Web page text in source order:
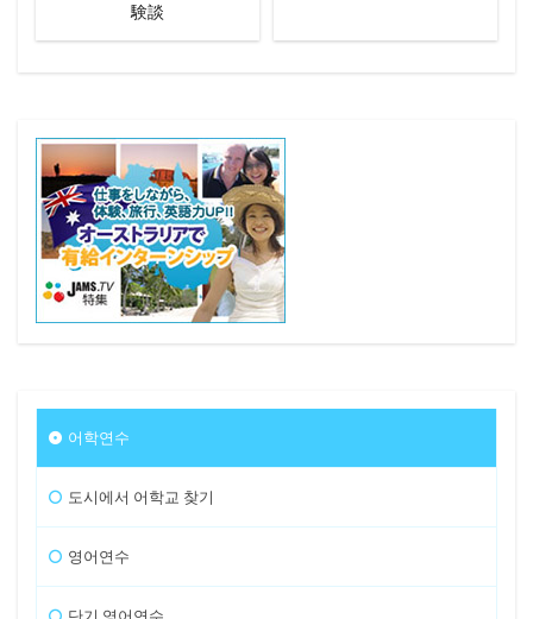
験談
어학연수
도시에서 어학교 찾기
영어연수